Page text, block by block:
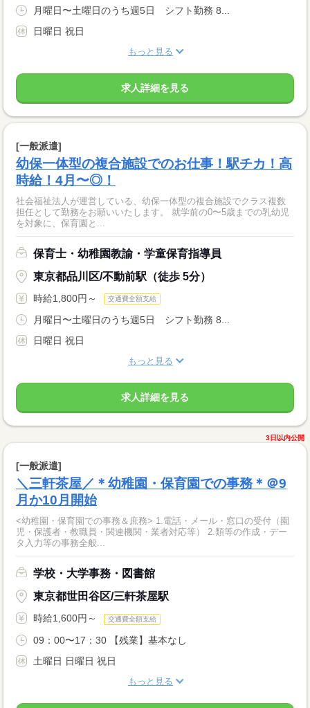
月曜日〜土曜日のうち週5日 シフト勤務 8...
日曜日 祝日
もっと見る
求人詳細を見る
[一般派遣]
幼保一体型の複合施設でのお仕事！駅チカ！高
時給！4月〜◎！
社会福祉法人が運営している、幼保一体型の複合施設でクラス複数
担任として勤務をお願いいたします。 就学前の0〜5歳までの乳幼児
を対象に、保育園と...
保育士・幼稚園教諭・学童保育指導員
東京都品川区/不動前駅（徒歩 5分）
時給1,800円～ 交通費全額支給
月曜日〜土曜日のうち週5日 シフト勤務 8...
日曜日 祝日
もっと見る
求人詳細を見る
3日以内公開
[一般派遣]
＼三軒茶屋／＊幼稚園・保育園での事務＊＠9
月か10月開始
<幼稚園・保育園での事務＆庶務> 1.電話・メール・窓口の受付（園
児・保護者・教職員・関連機関・業者対応等） 2.類等の作成・デー
タ入力等の事務全般...
学校・大学事務・図書館
東京都世田谷区/三軒茶屋駅
時給1,600円～ 交通費全額支給
09：00〜17：30 【残業】基本なし
土曜日 日曜日 祝日
もっと見る